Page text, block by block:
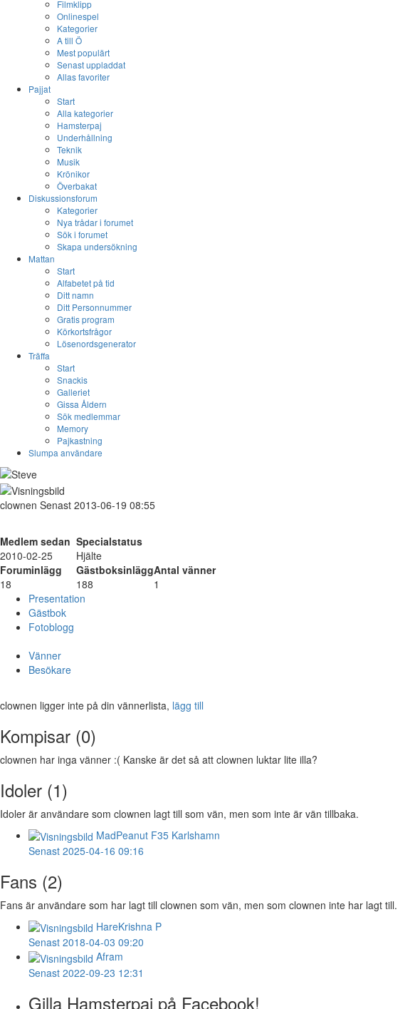
Filmklipp
Onlinespel
Kategorier
A till Ö
Mest populärt
Senast uppladdat
Allas favoriter
Pajjat
Start
Alla kategorier
Hamsterpaj
Underhållning
Teknik
Musik
Krönikor
Överbakat
Diskussionsforum
Kategorier
Nya trådar i forumet
Sök i forumet
Skapa undersökning
Mattan
Start
Alfabetet på tid
Ditt namn
Ditt Personnummer
Gratis program
Körkortsfrågor
Lösenordsgenerator
Träffa
Start
Snackis
Galleriet
Gissa Åldern
Sök medlemmar
Memory
Pajkastning
Slumpa användare
clownen Senast 2013-06-19 08:55
Medlem sedan Specialstatus
2010-02-25
Hjälte
Foruminlägg
GästboksinläggAntal vänner
18
188
1
Presentation
Gästbok
Fotoblogg
Vänner
Besökare
clownen ligger inte på din vännerlista, lägg till
Kompisar (0)
clownen har inga vänner :( Kanske är det så att clownen luktar lite illa?
Idoler (1)
Idoler är användare som clownen lagt till som vän, men som inte är vän tillbaka.
MadPeanut F35 Karlshamn
Senast 2025-04-16 09:16
Fans (2)
Fans är användare som har lagt till clownen som vän, men som clownen inte har lagt till.
HareKrishna P
Senast 2018-04-03 09:20
Afram
Senast 2022-09-23 12:31
Gilla Hamsterpaj på Facebook!